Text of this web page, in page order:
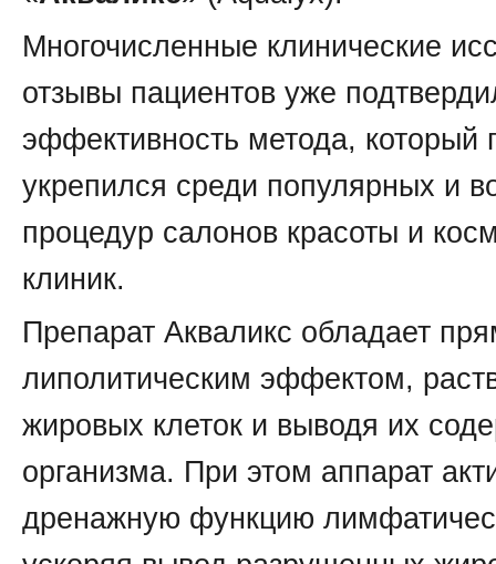
Многочисленные клинические
отзывы пациентов уже
эффективность метода, который
укрепился среди популярных и
процедур салонов красоты и
клиник.
Препарат Акваликс обладает
липолитическим эффектом,
жировых клеток и выводя их
организма. При этом аппарат
дренажную функцию